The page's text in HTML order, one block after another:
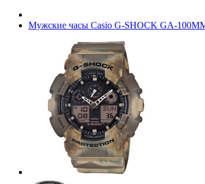
Мужские часы Casio G-SHOCK GA-